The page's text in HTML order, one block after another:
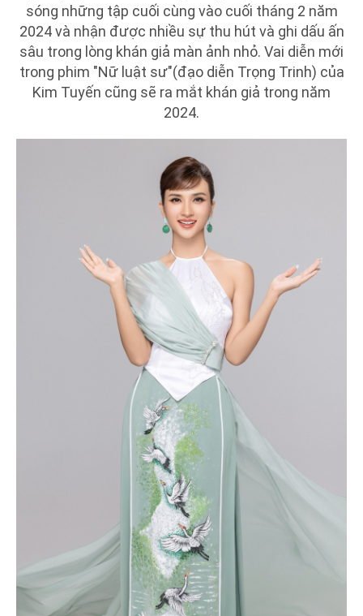
sóng những tập cuối cùng vào cuối tháng 2 năm
2024 và nhận được nhiều sự thu hút và ghi dấu ấn
sâu trong lòng khán giả màn ảnh nhỏ. Vai diễn mới
trong phim "Nữ luật sư"(đạo diễn Trọng Trinh) của
Kim Tuyến cũng sẽ ra mắt khán giả trong năm
2024.